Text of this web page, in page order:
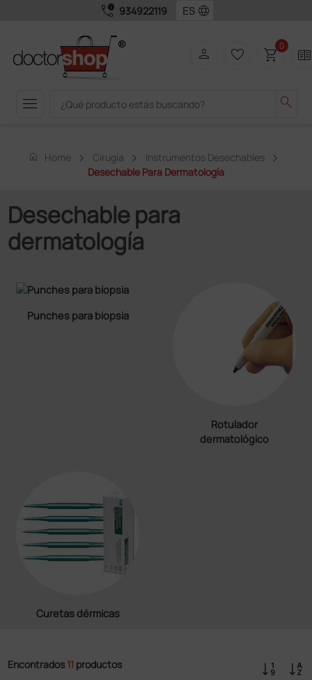
call_quality 934922119 language
menu search
person favorite_border shopping_cart0 two_pager
home Home Cirugía
Instrumentos Desechables
Desechable Para Dermatología
Desechable para
dermatología
Punches para biopsia
Rotulador
dermatológico
Curetas dérmicas
Encontrados 11 productos